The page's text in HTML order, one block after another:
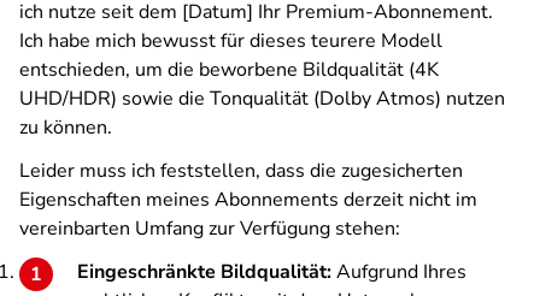
ich nutze seit dem [Datum] Ihr Premium-Abonnement.
Ich habe mich bewusst für dieses teurere Modell
entschieden, um die beworbene Bildqualität (4K
UHD/HDR) sowie die Tonqualität (Dolby Atmos) nutzen
zu können.
Leider muss ich feststellen, dass die zugesicherten
Eigenschaften meines Abonnements derzeit nicht im
vereinbarten Umfang zur Verfügung stehen:
Eingeschränkte Bildqualität:Aufgrund Ihres